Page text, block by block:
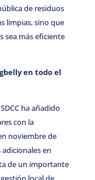
de residuos
limpias, sino que
sea más eficiente
en todo el
ha añadido
con la
noviembre de
en
de un importante